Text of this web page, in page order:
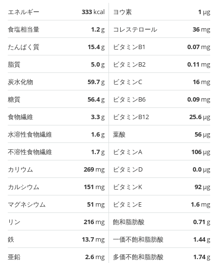
エネルギー 333 kcal
食塩相当量
1.2g
たんぱく質
15.4g
脂質
5.0g
炭水化物
59.7g
糖質
56.4g
食物繊維
3.3g
水溶性食物繊維
1.6g
不溶性食物繊維
1.7g
カリウム
269 mg
カルシウム
151 mg
マグネシウム
51 mg
リン
216 mg
鉄
13.7 mg
亜鉛
2.6 mg
ヨウ素 1 µg
コレステロール
36 mg
ビタミンB1
0.07 mg
ビタミンB2
0.11 mg
ビタミンC
16 mg
ビタミンB6
0.09 mg
ビタミンB12
25.6 µg
葉酸
56 µg
ビタミンA
106 µg
ビタミンD
0.0 µg
ビタミンK
92 µg
ビタミンE
1.6 mg
飽和脂肪酸
0.71 g
一価不飽和脂肪酸
1.44g
多価不飽和脂肪酸
1.74g